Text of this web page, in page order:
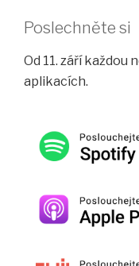
Poslechněte si
Od 11. září
aplikacích.